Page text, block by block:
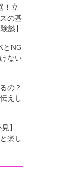
！立
の基
談】
とNG
ない
の？
えし
】
楽し